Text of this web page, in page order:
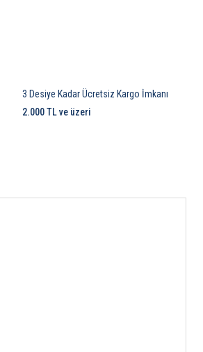
3 Desiye Kadar Ücretsiz Kargo İmkanı
2.000 TL ve üzeri